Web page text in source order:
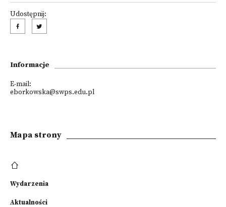
Udostępnij:
Informacje
E-mail:
eborkowska@swps.edu.pl
Mapa strony
Wydarzenia
Aktualności